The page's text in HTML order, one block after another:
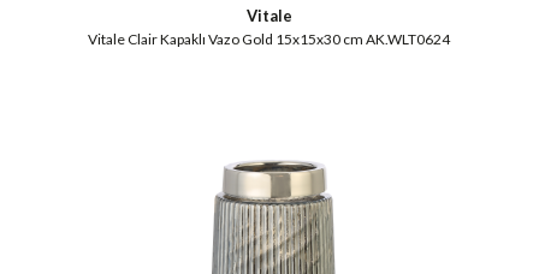
Vitale
Vitale Clair Kapaklı Vazo Gold 15x15x30 cm AK.WLT0624